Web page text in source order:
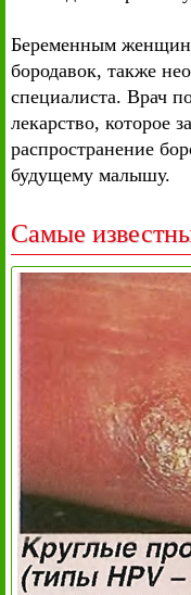
Беременным
бородавок, также
специалиста. Врач
лекарство, которое
распространение
будущему малышу.
Самые